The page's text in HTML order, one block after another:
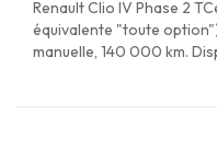
Renault Clio IV Phase 2
équivalente "toute
manuelle, 140 000 km.